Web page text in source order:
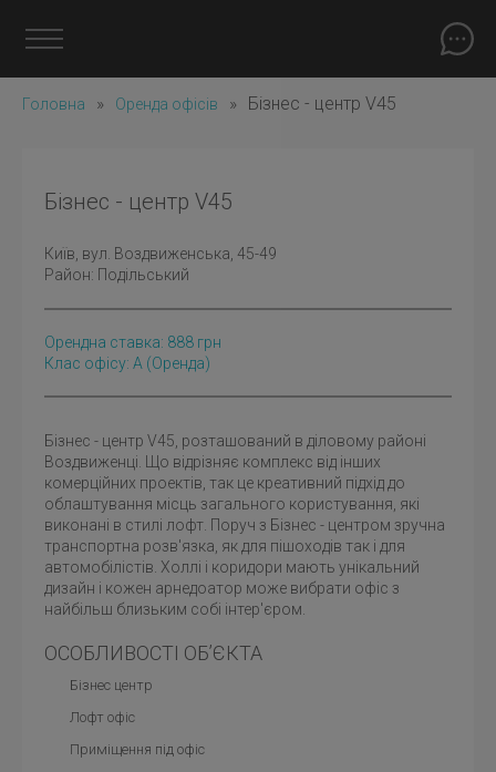
Головна » Оренда офісів » Бізнес - центр V45
Бізнес - центр V45
Київ , вул. Воздвиженська, 45-49
Район: Подільський
Орендна ставка: 888 грн
Клас офісу: A (оренда)
Бізнес - центр V45, розташований в діловому районі
Воздвиженці. Що відрізняє комплекс від інших
комерційних проектів, так це креативний підхід до
облаштування місць загального користування, які
виконані в стилі лофт. Поруч з Бізнес - центром зручна
транспортна розв'язка, як для пішоходів так і для
автомобілістів. Холлі і коридори мають унікальний
дизайн і кожен арнедоатор може вибрати офіс з
найбільш близьким собі інтер'єром.
ОСОБЛИВОСТІ ОБ’ЄКТА
Бізнес центр
Лофт офіс
Приміщення під офіс